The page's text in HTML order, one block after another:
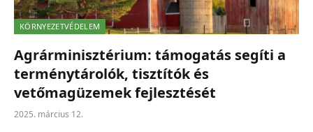
KÖRNYEZETVÉDELEM
Agrárminisztérium: támogatás segíti a
terménytárolók, tisztítók és
vetőmagüzemek fejlesztését
2025. március 12.